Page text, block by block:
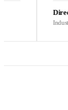
Direction
Industrie et